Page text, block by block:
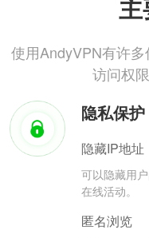
使用AndyVPN有许多
访问权
隐私保护
隐藏IP地址
可以隐藏用
在线活动。
匿名浏览